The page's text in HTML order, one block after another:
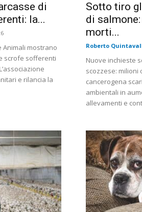
di
la...
Animali mostrano
scrofe sofferenti
e rilancia la
Sotto tiro
di
morti...
Roberto
Nuove inchieste
scozzese: milioni
cancerogena
ambientali in
allevamenti e